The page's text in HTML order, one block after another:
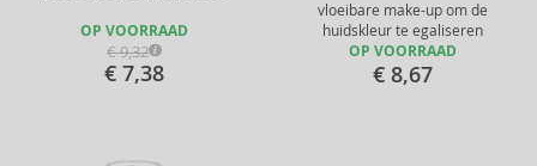
OP VOORRAAD
€ 9,32
€ 7,38
vloeibare make-up om de
huidskleur te egaliseren
OP VOORRAAD
€ 8,67